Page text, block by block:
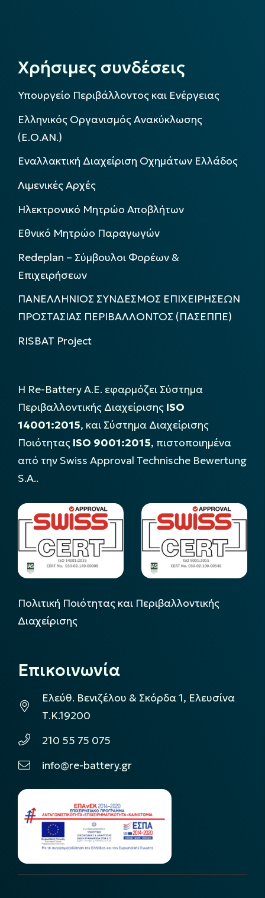
Χρήσιμες συνδέσεις
Υπουργείο Περιβάλλοντος και Ενέργειας
Ελληνικός Οργανισμός Ανακύκλωσης
(Ε.Ο.ΑΝ.)
Εναλλακτική Διαχείριση Οχημάτων Ελλάδος
Λιμενικές Αρχές
Ηλεκτρονικό Μητρώο Αποβλήτων
Εθνικό Μητρώο Παραγωγών
Redeplan – Σύμβουλοι Φορέων &
Επιχειρήσεων
ΠΑΝΕΛΛΗΝΙΟΣ ΣΥΝΔΕΣΜΟΣ ΕΠΙΧΕΙΡΗΣΕΩΝ
ΠΡΟΣΤΑΣΙΑΣ ΠΕΡΙΒΑΛΛΟΝΤΟΣ (ΠΑΣΕΠΠΕ)
RISBAT Project
Η Re-Battery Α.Ε. εφαρμόζει Σύστημα
Περιβαλλοντικής Διαχείρισης ISO
14001:2015, και Σύστημα Διαχείρισης
Ποιότητας ISO 9001:2015, πιστοποιημένα
από την Swiss Approval Technische Bewertung
S.A..
Πολιτική Ποιότητας και Περιβαλλοντικής
Διαχείρισης
Επικοινωνία
Ελεύθ. Βενιζέλου & Σκόρδα 1, Ελευσίνα
Τ.Κ.19200
210 55 75 075
info@re-battery.gr